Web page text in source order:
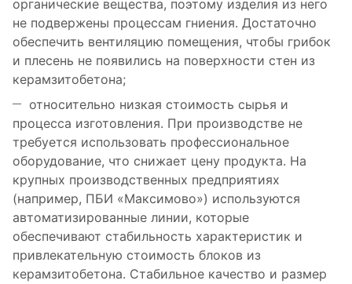
органические вещества, поэтому изделия из него
не подвержены процессам гниения. Достаточно
обеспечить вентиляцию помещения, чтобы грибок
и плесень не появились на поверхности стен из
керамзитобетона;
относительно низкая стоимость сырья и
процесса изготовления. При производстве не
требуется использовать профессиональное
оборудование, что снижает цену продукта. На
крупных производственных предприятиях
(например, ПБИ «Максимово») используются
автоматизированные линии, которые
обеспечивают стабильность характеристик и
привлекательную стоимость блоков из
керамзитобетона. Стабильное качество и размер